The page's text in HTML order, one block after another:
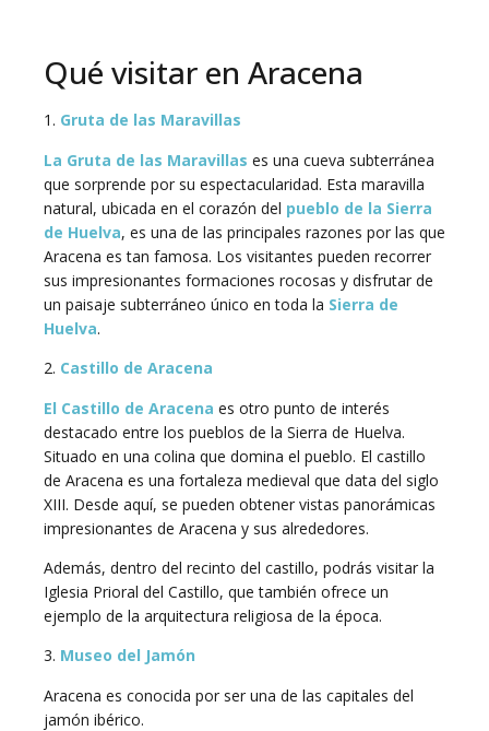
Qué visitar en Aracena
1. Gruta de las Maravillas
La Gruta de las Maravillas es una cueva subterránea
que sorprende por su espectacularidad. Esta maravilla
natural, ubicada en el corazón del pueblo de la Sierra
de Huelva, es una de las principales razones por las que
Aracena es tan famosa. Los visitantes pueden recorrer
sus impresionantes formaciones rocosas y disfrutar de
un paisaje subterráneo único en toda la Sierra de
Huelva.
2. Castillo de Aracena
El Castillo de Aracena es otro punto de interés
destacado entre los pueblos de la Sierra de Huelva.
Situado en una colina que domina el pueblo. El castillo
de Aracena es una fortaleza medieval que data del siglo
XIII. Desde aquí, se pueden obtener vistas panorámicas
impresionantes de Aracena y sus alrededores.
Además, dentro del recinto del castillo, podrás visitar la
Iglesia Prioral del Castillo, que también ofrece un
ejemplo de la arquitectura religiosa de la época.
3. Museo del Jamón
Aracena es conocida por ser una de las capitales del
jamón ibérico.